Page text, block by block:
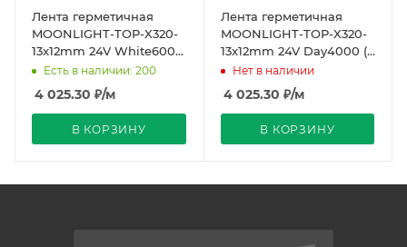
Лента герметичная
MOONLIGHT-TOP-X320-
13x12mm 24V White6000
(5 W/m, IP67, sauna, 15m,
wire x2) (Arlig
Есть в наличии: 200
4 025.30 ₽/м
В КОРЗИНУ
Лента герметичная
MOONLIGHT-TOP-X320-
13x12mm 24V Day4000 (5
W/m, IP67, sauna, 15m,
wire x2) (Arlight
Нет в наличии
4 025.30 ₽/м
В КОРЗИНУ